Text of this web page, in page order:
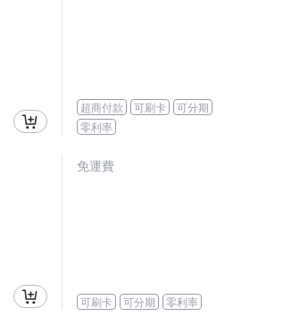
超商付款 可刷卡
可分期
零利率
免運費
可刷卡 可分期 零利率